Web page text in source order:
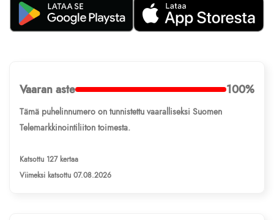
Vaaran aste 100%
Tämä puhelinnumero on tunnistettu vaaralliseksi Suomen
Telemarkkinointiliiton toimesta.
Katsottu 127 kertaa
Viimeksi katsottu 07.08.2026